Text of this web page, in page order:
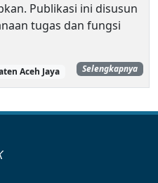
Publikasi ini disusun
tugas dan fungsi
Aceh Jaya Selengkapnya